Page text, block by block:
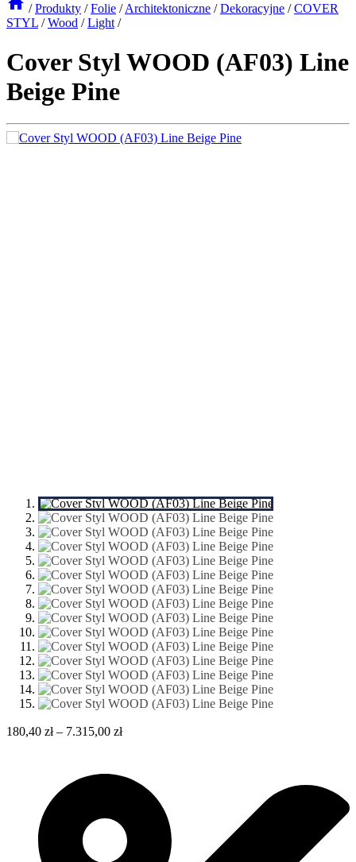
/ Produkty / Folie / Architektoniczne / Dekoracyjne / COVER
STYL / Wood / Light /
Cover Styl WOOD (AF03) Line
Beige Pine
180,40 zł– 7.315,00 zł